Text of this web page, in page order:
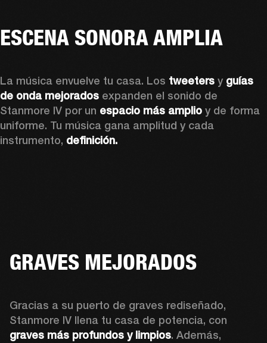
ESCENA SONORA AMPLIA
La música envuelve tu casa. Los tweeters y guías
de onda mejorados expanden el sonido de
Stanmore IV por un espacio más amplio y de forma
uniforme. Tu música gana amplitud y cada
instrumento, definición.
GRAVES MEJORADOS
Gracias a su puerto de graves rediseñado,
graves más profundos y limpios. Además,